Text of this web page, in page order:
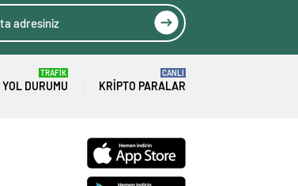
YOL DURUMU
TRAFİK
KRIPTO PARALAR
CANLI